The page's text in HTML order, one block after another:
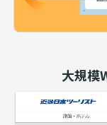
大規模